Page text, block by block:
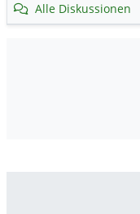
Alle Diskussionen